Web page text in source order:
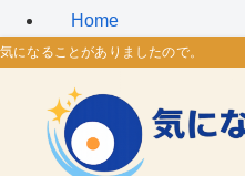
Home
気になることがありましたので。